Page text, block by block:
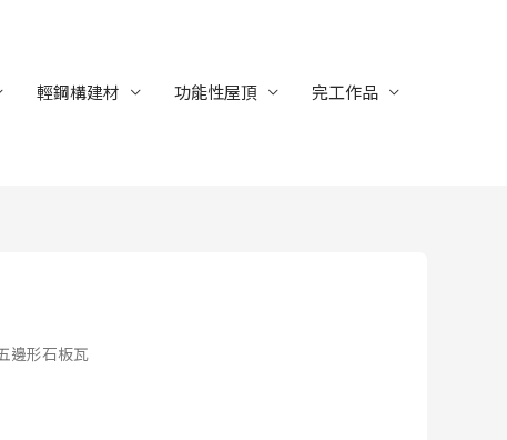
輕鋼構建材 功能性屋頂 完工作品
邊形石板瓦